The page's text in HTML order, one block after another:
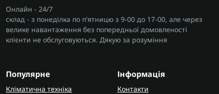
Онлайн - 24/7
склад - з понеділка по п'ятницю з 9-00 до 17-00, але через
велике навантаження без попередньої домовленості
клієнти не обслуговуються. Дякую за розуміння
Популярне
Кліматична техніка
Інформація
Контакти